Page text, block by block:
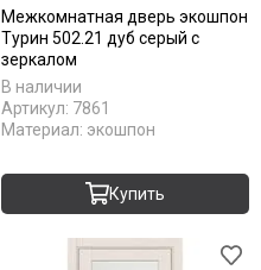
Межкомнатная дверь экошпон
Турин 502.21 дуб серый с
зеркалом
В наличии
Артикул: 7861
Материал: экошпон
Купить